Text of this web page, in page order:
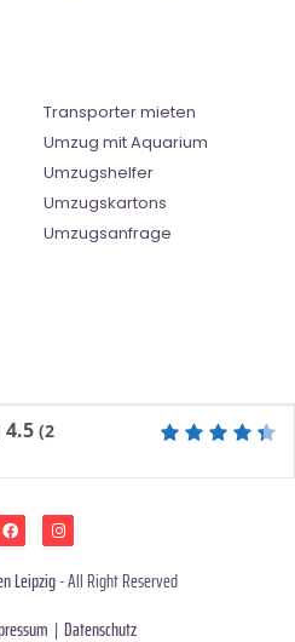
Transporter mieten
Umzug mit Aquarium
Umzugshelfer
Umzugskartons
Umzugsanfrage
4.5 (2
Leipzig- All Right Reserved
| Datenschutz